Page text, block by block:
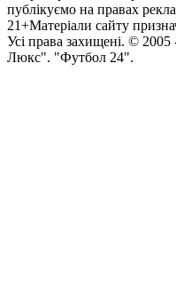
публікуємо на правах
21+Матеріали сайту
Усi права захищенi. © 2005
Люкс". "Футбол 24".